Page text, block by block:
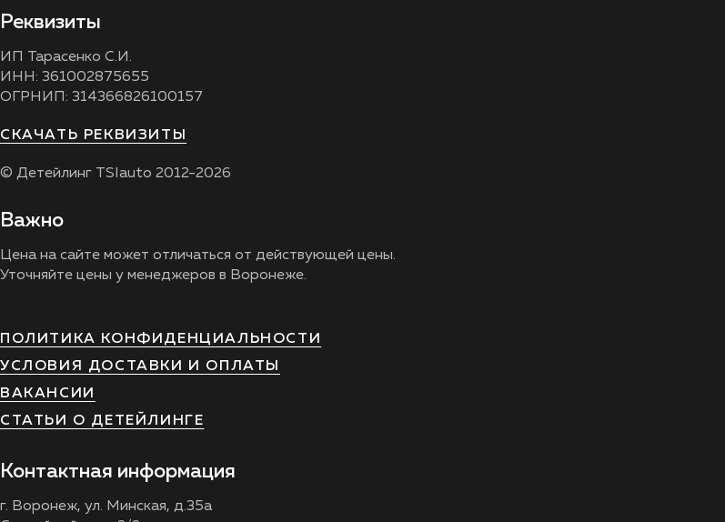
Реквизиты
ИП Тарасенко С.И.
ИНН: 361002875655
ОГРНИП: 314366826100157
СКАЧАТЬ РЕКВИЗИТЫ
© Детейлинг TSIauto 2012-2026
Важно
Цена на сайте может отличаться от действующей цены.
Уточняйте цены у менеджеров в Воронеже.
ПОЛИТИКА КОНФИДЕНЦИАЛЬНОСТИ
УСЛОВИЯ ДОСТАВКИ И ОПЛАТЫ
ВАКАНСИИ
СТАТЬИ О ДЕТЕЙЛИНГЕ
Контактная информация
г. Воронеж, ул. Минская, д.35а